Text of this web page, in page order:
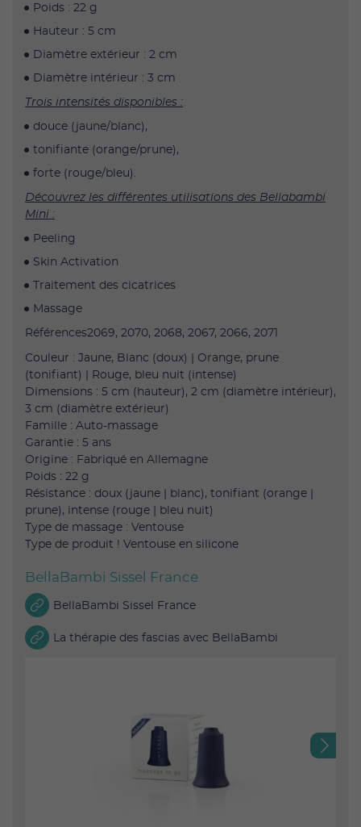
Poids : 22 g
Hauteur : 5 cm
Diamètre extérieur : 2 cm
Diamètre intérieur : 3 cm
Trois intensités disponibles :
douce (jaune/blanc),
tonifiante (orange/prune),
forte (rouge/bleu).
Découvrez les différentes utilisations des Bellabambi
Mini :
Peeling
Skin Activation
Traitement des cicatrices
Massage
Références2069, 2070, 2068, 2067, 2066, 2071
Couleur : Jaune, Blanc (doux) | Orange, prune
(tonifiant) | Rouge, bleu nuit (intense)
Dimensions : 5 cm (hauteur), 2 cm (diamètre intérieur),
3 cm (diamètre extérieur)
Famille : Auto-massage
Garantie : 5 ans
Origine : Fabriqué en Allemagne
Poids : 22 g
Résistance : doux (jaune | blanc), tonifiant (orange |
prune), intense (rouge | bleu nuit)
Type de massage : Ventouse
Type de produit ! Ventouse en silicone
BellaBambi Sissel France
BellaBambi Sissel France
La thérapie des fascias avec BellaBambi